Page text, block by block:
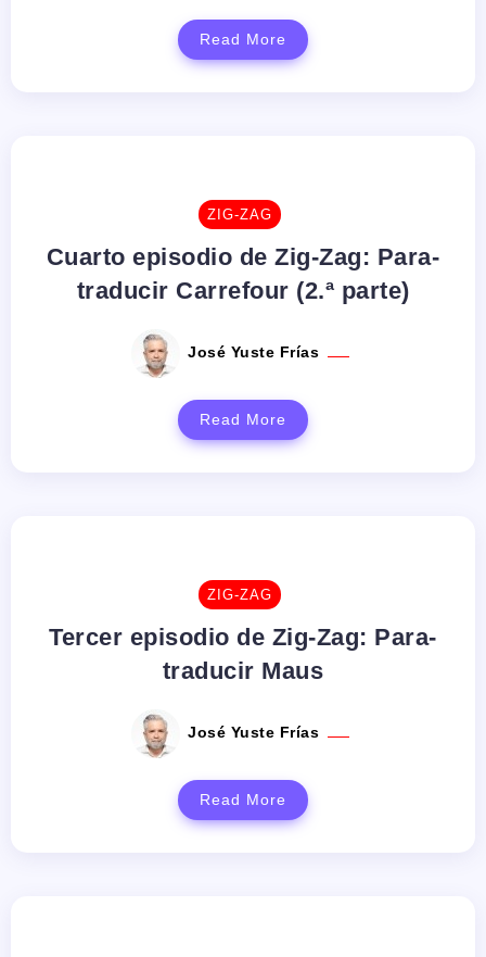
Read More
ZIG-ZAG
Cuarto episodio de Zig-Zag: Para-
traducir Carrefour (2.ª parte)
José Yuste Frías
Read More
ZIG-ZAG
Tercer episodio de Zig-Zag: Para-
traducir Maus
José Yuste Frías
Read More